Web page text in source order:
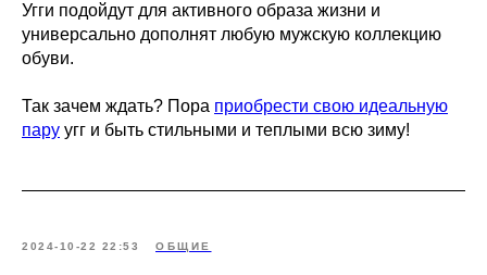
Угги подойдут для активного образа жизни и
универсально дополнят любую мужскую коллекцию
обуви.
Так зачем ждать? Пора приобрести свою идеальную
пару угг и быть стильными и теплыми всю зиму!
2024-10-22 22:53 ОБЩИЕ